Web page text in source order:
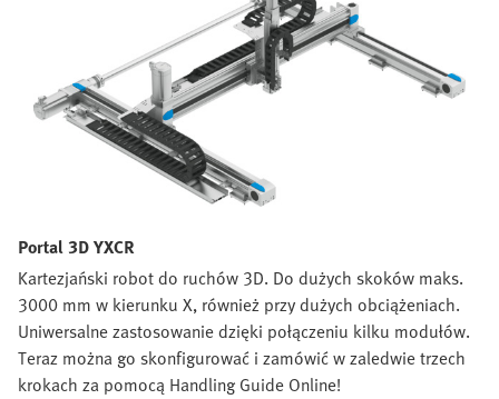
Portal 3D YXCR
Kartezjański robot do ruchów 3D. Do dużych skoków maks.
3000 mm w kierunku X, również przy dużych obciążeniach.
Uniwersalne zastosowanie dzięki połączeniu kilku modułów.
Teraz można go skonfigurować i zamówić w zaledwie trzech
krokach za pomocą Handling Guide Online!